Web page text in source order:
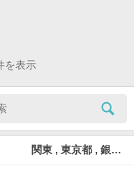
表示
関東 , 東京都 , 銀座